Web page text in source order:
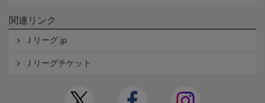
関連リンク
Ｊリーグ.jp
Ｊリーグチケット